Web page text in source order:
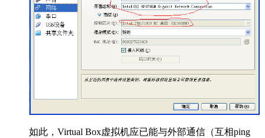
如此，Virtual Box虚拟机应已能与外部通信（互相ping